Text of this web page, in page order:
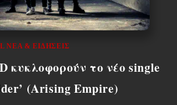
ΝΈΑ & EΙΔΉΣΕΙΣ
κυκλοφορούν το νέο single
(Arising Empire)